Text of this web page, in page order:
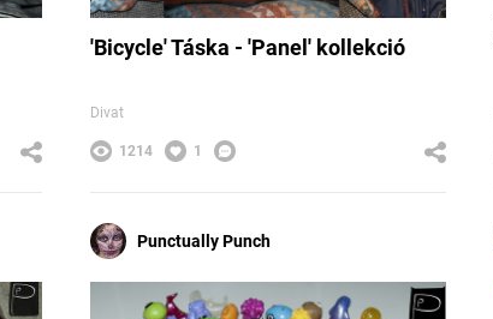
'Bicycle' Táska - 'Panel' kollekció
Divat
1214 1
Punctually Punch